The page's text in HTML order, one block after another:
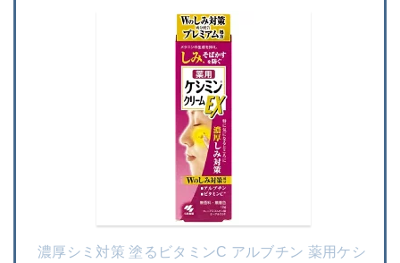
濃厚シミ対策 塗るビタミンC アルブチン 薬用ケシ